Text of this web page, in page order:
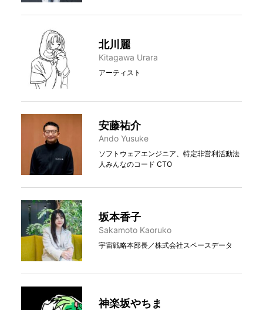
北川麗
Kitagawa Urara
アーティスト
安藤祐介
Ando Yusuke
ソフトウェアエンジニア、特定非営利活動法
人みんなのコード CTO
坂本香子
Sakamoto Kaoruko
宇宙戦略本部長／株式会社スペースデータ
神楽坂やちま